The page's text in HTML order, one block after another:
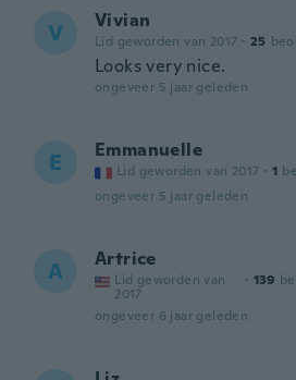
V Vivian
Lid geworden van 2017 · 25
Looks very nice.
ongeveer 5 jaar geleden
E Emmanuelle
Lid geworden van 2017 · 1
ongeveer 5 jaar geleden
A Artrice
Lid geworden van
2017
· 139
ongeveer 6 jaar geleden